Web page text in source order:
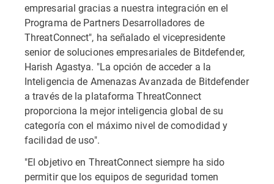
empresarial gracias a nuestra integración en el
Programa de Partners Desarrolladores de
ThreatConnect", ha señalado el vicepresidente
senior de soluciones empresariales de Bitdefender,
Harish Agastya. "La opción de acceder a la
Inteligencia de Amenazas Avanzada de Bitdefender
a través de la plataforma ThreatConnect
proporciona la mejor inteligencia global de su
categoría con el máximo nivel de comodidad y
facilidad de uso".
"El objetivo en ThreatConnect siempre ha sido
permitir que los equipos de seguridad tomen